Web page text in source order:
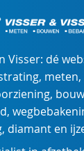
Visser: dé
, meten,
, bouw
,
, diamant en